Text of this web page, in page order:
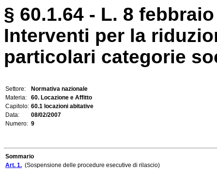
§ 60.1.64 - L. 8
Interventi per la
particolari categorie
Settore:
Normativa nazionale
Materia:
60. Locazione e Affitto
Capitolo: 60.1 locazioni abitative
Data:
08/02/2007
Numero: 9
Sommario
Art. 1. (Sospensione delle procedure esecutive di rilascio)